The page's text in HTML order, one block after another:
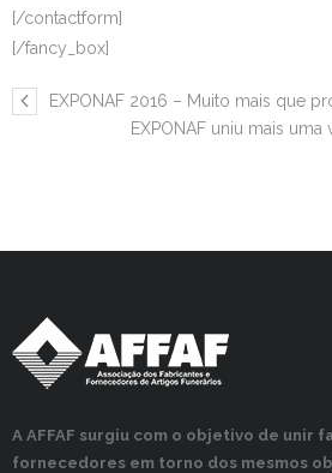
[/contactform]
[/fancy_box]
EXPONAF 2016 – Muito mais que
EXPONAF uniu mais
A AFFAF surgiu com o objetivo de unir
fornecedores em torno dos mesmos